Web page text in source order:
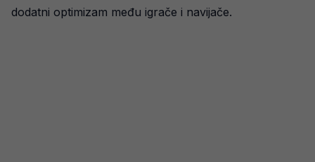
dodatni optimizam među igrače i navijače.